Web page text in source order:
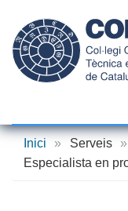
contingut
Inici
» Serveis »
Especialista en